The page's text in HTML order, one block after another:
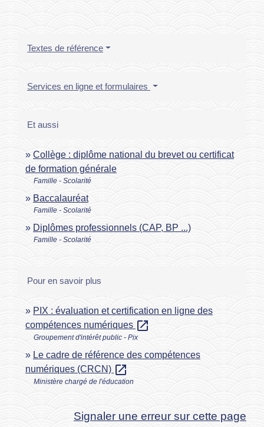
Textes de référence
Services en ligne et formulaires
Et aussi
Collège : diplôme national du brevet ou certificat
de formation générale
Famille - Scolarité
Baccalauréat
Famille - Scolarité
Diplômes professionnels (CAP, BP ...)
Famille - Scolarité
Pour en savoir plus
PIX : évaluation et certification en ligne des
compétences numériques open_in_new
Groupement d'intérêt public - Pix
Le cadre de référence des compétences
numériques (CRCN) open_in_new
Ministère chargé de l'éducation
Signaler une erreur sur cette page